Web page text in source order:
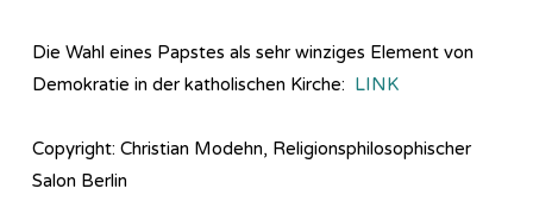
Die Wahl eines Papstes als sehr winziges Element von
Demokratie in der katholischen Kirche: LINK
Copyright: Christian Modehn, Religionsphilosophischer
Salon Berlin